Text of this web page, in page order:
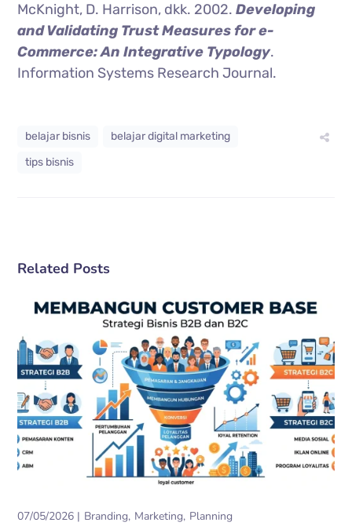
McKnight, D. Harrison, dkk. 2002. Developing
and Validating Trust Measures for e-
Commerce: An Integrative Typology.
Information Systems Research Journal.
belajar bisnis
belajar digital marketing
tips bisnis
Related Posts
07/05/2026 Branding Marketing Planning